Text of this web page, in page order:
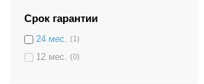
Срок гарантии
24 мес. (1)
12 мес. (0)